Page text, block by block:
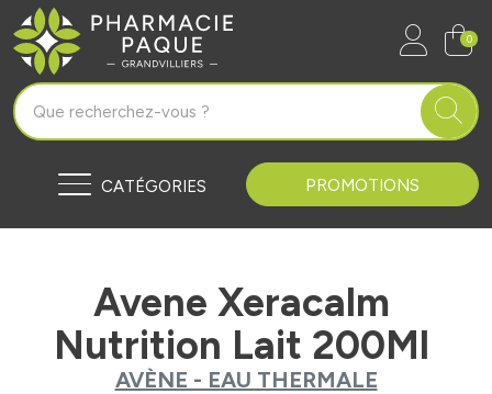
Pharmacie Paque Grandvilliers
0
CATÉGORIES PROMOTIONS
Avene Xeracalm
Nutrition Lait 200Ml
AVÈNE - EAU THERMALE